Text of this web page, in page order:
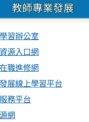
教師專業發展
習辦公室
源入口網
職進修網
展線上學習平台
務平台
網